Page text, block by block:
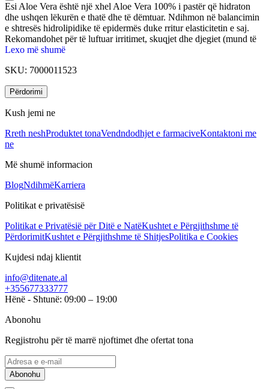
Esi Aloe Vera është një xhel Aloe Vera 100% i pastër që hidraton
dhe ushqen lëkurën e thatë dhe të dëmtuar. Ndihmon në balancimin
e shtresës hidrolipidike të epidermës duke rritur elasticitetin e saj.
Rekomandohet për të luftuar irritimet, skuqjet dhe djegiet (mund të
përdoret pas djegieve nga dielli). Është i përshtatshëm për të gjitha
Lexo më shumë
SKU: 7000011523
Përdorimi
Kush jemi ne
Rreth neshProduktet tonaVendndodhjet e farmaciveKontaktoni me
ne
Më shumë informacion
BlogNdihmëKarriera
Politikat e privatësisë
Politikat e Privatësië për Ditë e NatëKushtet e Përgjithshme të
PërdorimitKushtet e Përgjithshme të ShitjesPolitika e Cookies
Kujdesi ndaj klientit
info@ditenate.al
+355677333777
Hënë - Shtunë: 09:00 – 19:00
Abonohu
Regjistrohu për të marrë njoftimet dhe ofertat tona
Abonohu